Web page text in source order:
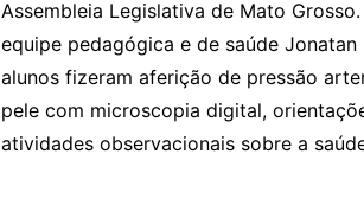
Assembleia Legislativa de Mato
equipe pedagógica e de saúde
alunos fizeram aferição de pressão
pele com microscopia digital,
atividades observacionais sobre a